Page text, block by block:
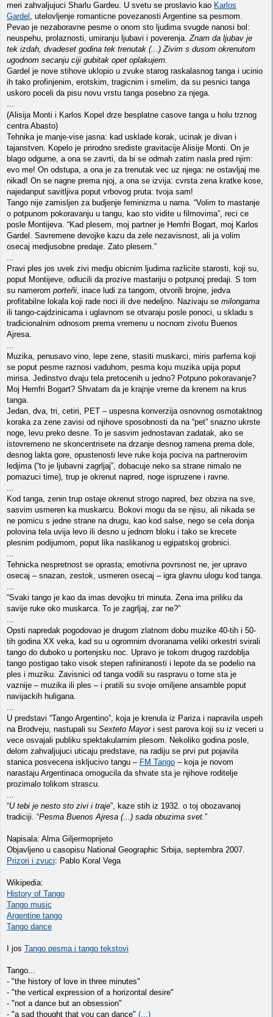
meri zahvaljujuci Sharlu Gardeu. U svetu se proslavio kao Karlos
Gardel , utelovljenje romanticne povezanosti Argentine sa pesmom.
Pevao je nezaboravne pesme o onom sto ljudima svugde nanosi bol:
neuspehu, prolaznosti, umiranju ljubavi i poverenja.Znam da ljubav je
tek izdah, dvadeset godina tek trenutak (...) Zivim s dusom okrenutom
ugodnom secanju ciji gubitak opet oplakujem.
Gardel je nove stihove uklopio u zvuke starog raskalasnog tanga i ucinio
ih tako profinjenim, erotskim, tragicnim i smelim, da su pesnici tanga
uskoro poceli da pisu novu vrstu tanga posebno za njega.
...
(Alisija Monti i Karlos Kopel drze besplatne casove tanga u holu trznog
centra Abasto)
Tehnika je manje-vise jasna: kad usklade korak, ucinak je divan i
tajanstven. Kopelo je prirodno srediste gravitacije Alisije Monti. On je
blago odgurne, a ona se zavrti, da bi se odmah zatim nasla pred njim:
evo me! On odstupa, a ona je za trenutak vec uz njega: ne ostavljaj me
nikad! On se nagne prema njoj, a ona se izvija: cvrsta zena kratke kose,
najedanput savitljiva poput vrbovog pruta: tvoja sam!
Tango nije zamisljen za budjenje feminizma u nama. “Volim to mastanje
o potpunom pokoravanju u tangu, kao sto vidite u filmovima”, reci ce
posle Montijeva. “Kad plesem, moj partner je Hemfri Bogart, moj Karlos
Gardel. Savremene devojke kazu da zele nezavisnost, ali ja volim
osecaj medjusobne predaje. Zato plesem.”
...
Pravi ples jos uvek zivi medju obicnim ljudima razlicite starosti, koji su,
poput Montijeve, odlucili da prozive mastariju o potpunoj predaji. S tom
su namerom porteñi, inace ludi za tangom, otvorili brojne, jedva
profitabilne lokala koji rade noci ili dve nedeljno. Nazivaju se milongama
ili tango-cajdzinicama i uglavnom se otvaraju posle ponoci, u skladu s
tradicionalnim odnosom prema vremenu u nocnom zivotu Buenos
Ajresa.
...
Muzika, penusavo vino, lepe zene, stasiti muskarci, miris parfema koji
se poput pesme raznosi vaduhom, pesma koju muzika upija poput
mirisa. Jedinstvo dvaju tela pretocenih u jedno? Potpuno pokoravanje?
Moj Hemfri Bogart? Shvatam da je krajnje vreme da krenem na krus
tanga.
Jedan, dva, tri, cetiri, PET – uspesna konverzija osnovnog osmotaktnog
koraka za zene zavisi od njihove sposobnosti da na “pet” snazno ukrste
noge, levu preko desne. To je sasvim jednostavan zadatak, ako se
istovremeno ne skoncentrisete na drzanje desnog ramena prema dole,
desnog lakta gore, opustenosti leve ruke koja pociva na partnerovim
ledjima (“to je ljubavni zagrljaj”, dobacuje neko sa strane nimalo ne
pomazuci time), trup je okrenut napred, noge ispruzene i ravne.
...
Kod tanga, zenin trup ostaje okrenut strogo napred, bez obzira na sve,
sasvim usmeren ka muskarcu. Bokovi mogu da se njisu, ali nikada se
ne pomicu s jedne strane na drugu, kao kod salse, nego se cela donja
polovina tela uvija levo ili desno u jednom bloku i tako se krecete
plesnim podijumom, poput lika naslikanog u egipatskoj grobnici.
...
Tehnicka nespretnost se oprasta; emotivna povrsnost ne, jer upravo
osecaj – snazan, zestok, usmeren osecaj – igra glavnu ulogu kod tanga.
...
“Svaki tango je kao da imas devojku tri minuta. Zena ima priliku da
savije ruke oko muskarca. To je zagrljaj, zar ne?”
...
Opsti napredak pogodovao je drugom zlatnom dobu muzike 40-tih i 50-
tih godina XX veka, kad su u ogromnim dvoranama veliki orkestri svirali
tango do duboko u portenjsku noc. Upravo je tokom drugog razdoblja
tango postigao tako visok stepen rafiniranosti i lepote da se podelio na
ples i muziku. Zavisnici od tanga vodili su raspravu o tome sta je
vaznije – muzika ili ples – i pratili su svoje omiljene ansamble poput
navijackih huligana.
...
U predstavi “Tango Argentino”, koja je krenula iz Pariza i napravila uspeh
na Brodveju, nastupali su Sexteto Mayori sest parova koji su iz veceri u
vece osvajali publiku spektakularnim plesom. Nekoliko godina posle,
delom zahvaljujuci uticaju predstave, na radiju se prvi put pojavila
stanica posvecena iskljucivo tangu – FM Tango – koja je novom
narastaju Argentinaca omogucila da shvate sta je njihove roditelje
prozimalo tolikom strascu.
...
“U tebi je nesto sto zivi i traje”, kaze stih iz 1932. o toj obozavanoj
tradiciji. “Pesma Buenos Ajresa (...) sada obuzima svet.”
Napisala: Alma Giljermoprijeto
Objavljeno u casopisu National Geographic Srbija, septembra 2007.
Prizori i zvuci: Pablo Koral Vega
Wikipedia:
History of Tango
Tango music
Argentine tango
Tango dance
I jos Tango pesma i tango tekstovi
Tango...
- "the history of love in three minutes"
- "the vertical expression of a horizontal desire"
- "not a dance but an obsession"
- "a sad thought that you can dance" (...)